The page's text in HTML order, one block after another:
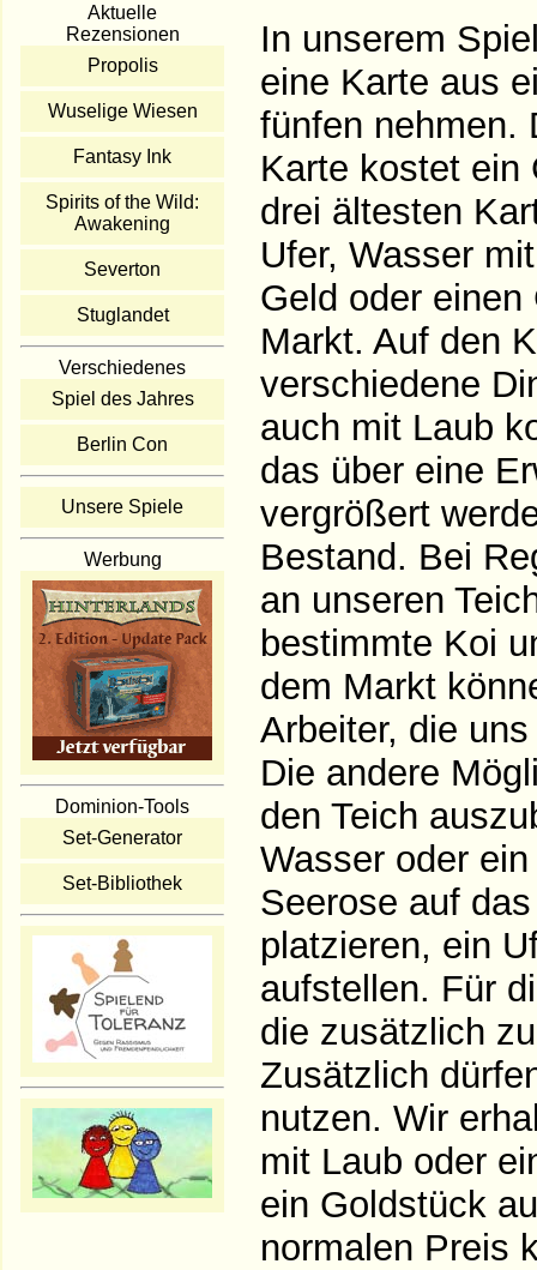
Aktuelle
Rezensionen
Propolis
Wuselige Wiesen
Fantasy Ink
Spirits of the Wild:
Awakening
Severton
Stuglandet
Verschiedenes
Spiel des Jahres
Berlin Con
Unsere Spiele
Werbung
Dominion-Tools
Set-Generator
Set-Bibliothek
In unserem
eine Karte aus
fünfen nehmen.
Karte kostet ein
drei ältesten
Ufer, Wasser
Geld oder einen
Markt. Auf den
verschiedene
auch mit Laub
das über eine
vergrößert
Bestand. Bei
an unseren
bestimmte Koi
dem Markt
Arbeiter, die
Die andere
den Teich
Wasser oder
Seerose auf
platzieren, ein
aufstellen. Für
die zusätzlich
Zusätzlich
nutzen. Wir
mit Laub oder
ein Goldstück
normalen Preis